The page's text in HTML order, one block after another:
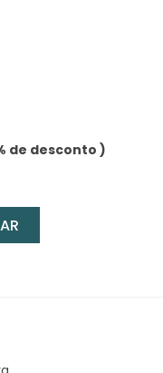
de desconto )